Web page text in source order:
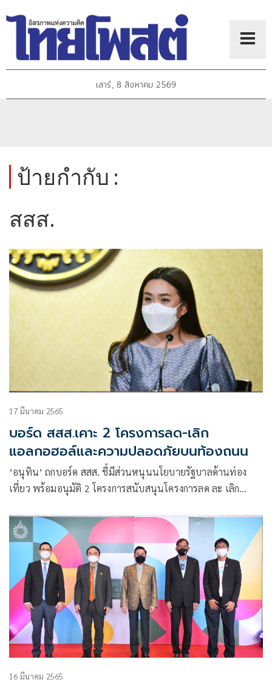
เสาร์, 8 สิงหาคม 2569
ป้ายกำกับ :
สสส.
17 มีนาคม 2565
บอร์ด สสส.เคาะ 2 โครงการลด-เลิก
แอลกอฮอล์และความปลอดภัยบนท้องถนน
‘อนุทิน’ ถกบอร์ด สสส. ชี้มีส่วนหนุนนโยบายรัฐบาลด้านท่อง
เที่ยว พร้อมอนุมัติ 2 โครงการสนับสนุนโครงการลด ละ เลิก
16 มีนาคม 2565